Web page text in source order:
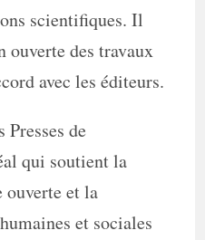
scientifiques. Il
des travaux
avec les éditeurs.
Presses de
qui soutient la
et la
et sociales